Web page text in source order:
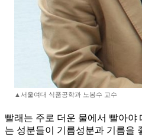
▲서울여대 식품공학과 노봉수 교수
빨래는 주로 더운 물에서 빨아야
는 성분들이 기름성분과 기름을